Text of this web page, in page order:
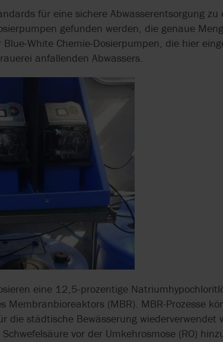
HOPFENEXTRAKT IN
BIERWÜRZE
EINARBEITEN
DER WEININDUSTRIE
INDUSTRIEPUMPEN FÜR
BRAUEREIEN
KIESELGUR-DOSIERUNG
IN DER BRAUEREI
MOLCHBARE VENTILE
PRÄZISE CHEMIKALIEN-
DOSIERPUMPEN IN DER
WASSERAUFBEREITUNG
SCHLAUCHPUMPEN
SCHLAUCHPUMPEN FÜR
DIE LEBENSMITTEL-
DER
für eine sichere Abwasserentsorgung zu
gefunden werden, die genaue
Blue-White Chemie-Dosierpumpen, die hier
anfallenden Abwassers.
eine 12,5-prozentige
Membranbioreaktors (MBR). MBR-Prozesse
die städtische Bewässerung wiederverwendet
vor der Umkehrosmose (RO)